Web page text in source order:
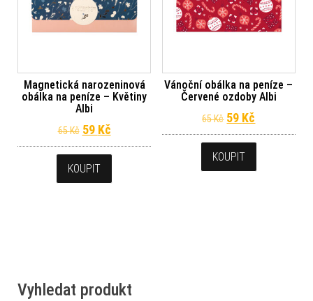
Magnetická narozeninová
obálka na peníze – Květiny
Albi
65Kč Původní cena byla: 65 Kč.
59 KčAktuální cena je: 59 Kč.
KOUPIT
Vánoční obálka na peníze –
Červené ozdoby Albi
65Kč Původní cena
59 Kč
KOUPIT
Vyhledat produkt